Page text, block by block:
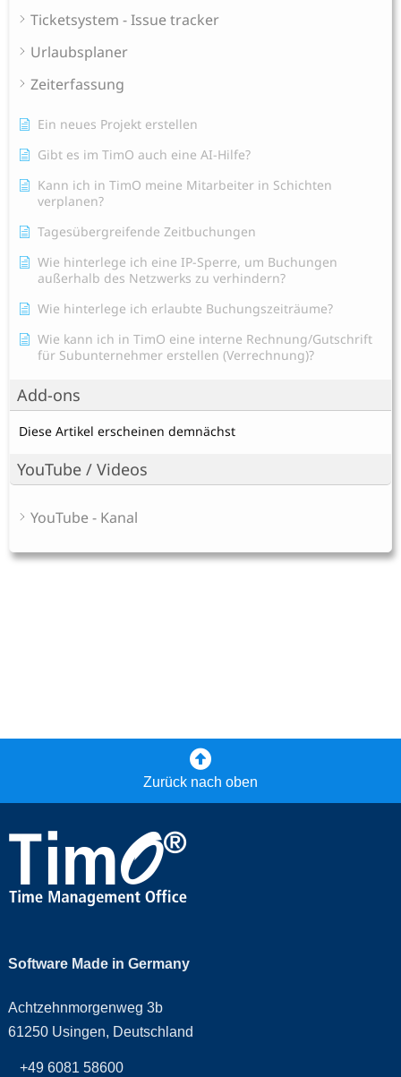
Ticketsystem - Issue tracker
Urlaubsplaner
Zeiterfassung
Ein neues Projekt erstellen
Gibt es im TimO auch eine AI-Hilfe?
Kann ich in TimO meine Mitarbeiter in Schichten
verplanen?
Tagesübergreifende Zeitbuchungen
Wie hinterlege ich eine IP-Sperre, um Buchungen
außerhalb des Netzwerks zu verhindern?
Wie hinterlege ich erlaubte Buchungszeiträume?
Wie kann ich in TimO eine interne Rechnung/Gutschrift
für Subunternehmer erstellen (Verrechnung)?
Add-ons
Diese Artikel erscheinen demnächst
YouTube / Videos
YouTube - Kanal
Zurück nach oben
Software Made in Germany
Achtzehnmorgenweg 3b
61250 Usingen, Deutschland
+49 6081 58600